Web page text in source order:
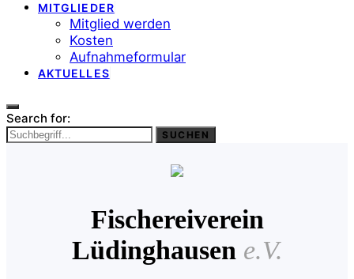
MITGLIEDER
Mitglied werden
Kosten
Aufnahmeformular
AKTUELLES
Search for:
SUCHEN
Fischereiverein
Lüdinghausen e.V.